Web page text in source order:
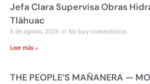
Jefa Clara Supervisa Obras
Tláhuac
6 de agosto, 2026 No hay comentarios
Leer más »
THE PEOPLE’S MAÑANERA —